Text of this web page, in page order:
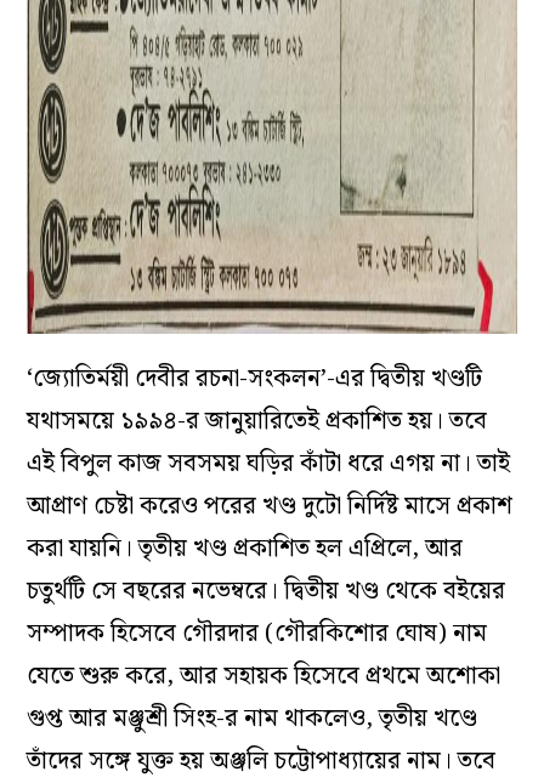
‘জ্যোতির্ময়ী দেবীর রচনা-সংকলন’-এর দ্বিতীয় খণ্ডটি
যথাসময়ে ১৯৯৪-র জানুয়ারিতেই প্রকাশিত হয়। তবে
এই বিপুল কাজ সবসময় ঘড়ির কাঁটা ধরে এগয় না। তাই
আপ্রাণ চেষ্টা করেও পরের খণ্ড দুটো নির্দিষ্ট মাসে প্রকাশ
করা যায়নি। তৃতীয় খণ্ড প্রকাশিত হল এপ্রিলে, আর
চতুর্থটি সে বছরের নভেম্বরে। দ্বিতীয় খণ্ড থেকে বইয়ের
সম্পাদক হিসেবে গৌরদার (গৌরকিশোর ঘোষ) নাম
যেতে শুরু করে, আর সহায়ক হিসেবে প্রথমে অশোকা
গুপ্ত আর মঞ্জুশ্রী সিংহ-র নাম থাকলেও, তৃতীয় খণ্ডে
তাঁদের সঙ্গে যুক্ত হয় অঞ্জলি চট্টোপাধ্যায়ের নাম। তবে